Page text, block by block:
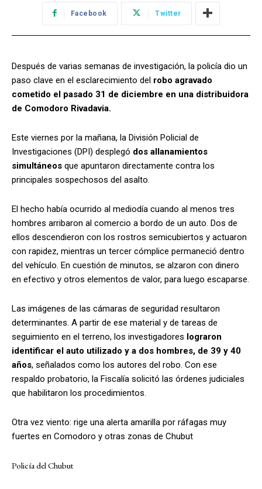
Facebook Twitter
Después de varias semanas de investigación, la policía dio un
paso clave en el esclarecimiento del robo agravado
cometido el pasado 31 de diciembre en una distribuidora
de Comodoro Rivadavia.
Este viernes por la mañana, la División Policial de
Investigaciones (DPI) desplegó dos allanamientos
simultáneos que apuntaron directamente contra los
principales sospechosos del asalto.
El hecho había ocurrido al mediodía cuando al menos tres
hombres arribaron al comercio a bordo de un auto. Dos de
ellos descendieron con los rostros semicubiertos y actuaron
con rapidez, mientras un tercer cómplice permaneció dentro
del vehículo. En cuestión de minutos, se alzaron con dinero
en efectivo y otros elementos de valor, para luego escaparse.
Las imágenes de las cámaras de seguridad resultaron
determinantes. A partir de ese material y de tareas de
seguimiento en el terreno, los investigadores lograron
identificar el auto utilizado y a dos hombres, de 39 y 40
años, señalados como los autores del robo. Con ese
respaldo probatorio, la Fiscalía solicitó las órdenes judiciales
que habilitaron los procedimientos.
Otra vez viento: rige una alerta amarilla por ráfagas muy
fuertes en Comodoro y otras zonas de Chubut
Policía del Chubut